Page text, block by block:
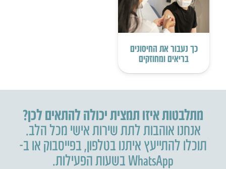
כך נעבור את החיסונים
בריאים ומחוזקים
מתלבטות איזו תמצית יכולה להתאים לכן?
אנחנו אוהבות לתת שירות אישי מכל הלב.
תוכלו להתייעץ איתנו בטלפון,בפייסבוק או ב-
WhatsApp בשעות הפעילות.